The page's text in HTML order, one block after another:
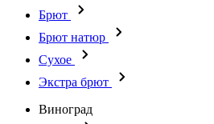
Брют
Брют натюр
Сухое
Экстра брют
Виноград